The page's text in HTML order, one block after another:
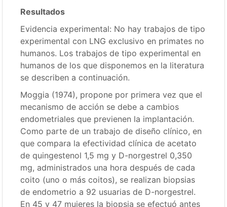
Resultados
Evidencia experimental: No hay trabajos de tipo
experimental con LNG exclusivo en primates no
humanos. Los trabajos de tipo experimental en
humanos de los que disponemos en la literatura
se describen a continuación.
Moggia (1974), propone por primera vez que el
mecanismo de acción se debe a cambios
endometriales que previenen la implantación.
Como parte de un trabajo de diseño clínico, en
que compara la efectividad clínica de acetato
de quingestenol 1,5 mg y D-norgestrel 0,350
mg, administrados una hora después de cada
coito (uno o más coitos), se realizan biopsias
de endometrio a 92 usuarias de D-norgestrel.
En 45 y 47 mujeres la biopsia se efectuó antes